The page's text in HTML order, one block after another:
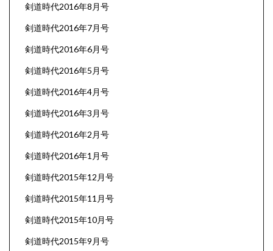
剣道時代2016年8月号
剣道時代2016年7月号
剣道時代2016年6月号
剣道時代2016年5月号
剣道時代2016年4月号
剣道時代2016年3月号
剣道時代2016年2月号
剣道時代2016年1月号
剣道時代2015年12月号
剣道時代2015年11月号
剣道時代2015年10月号
剣道時代2015年9月号